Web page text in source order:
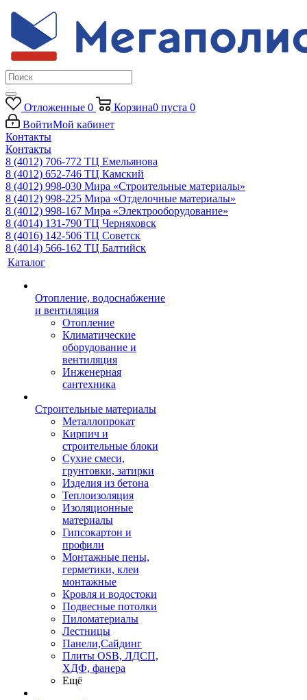
Отложенные 0 Корзина0 пуста 0
ВойтиМой кабинет
Контакты
Контакты
8 (4012) 706-772 ТЦ Емельянова
8 (4012) 652-746 ТЦ Камский
8 (4012) 998-030 Мира «Строительные материалы»
8 (4012) 998-225 Мира «Отделочные материалы»
8 (4012) 998-167 Мира «Электрооборудование»
8 (4014) 131-790 ТЦ Черняховск
8 (4016) 142-506 ТЦ Советск
8 (4014) 566-162 ТЦ Балтийск
Каталог
Отопление, водоснабжение
и вентиляция
Отопление
Климатические
оборудование и
вентиляция
Инженерная
сантехника
Строительные материалы
Металлопрокат
Кирпич и
строительные блоки
Сухие смеси,
грунтовки, затирки
Изделия из бетона
Теплоизоляция
Изоляционные
материалы
Гипсокартон и
профили
Монтажные пены,
герметики, клеи
монтажные
Кровля и водостоки
Подвесные потолки
Пиломатериалы
Лестницы
Панели,Сайдинг
Плиты OSB, ЛДСП,
ХДФ, фанера
Ещё